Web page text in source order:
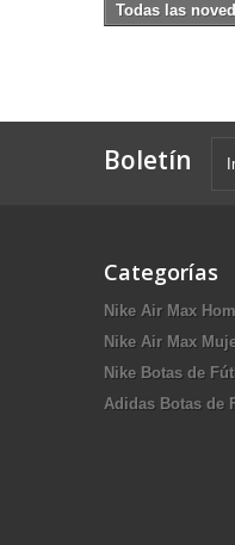
Todas las
Boletín
Categorías
Nike Air Max
Nike Air Max
Nike Botas de
Adidas Botas de